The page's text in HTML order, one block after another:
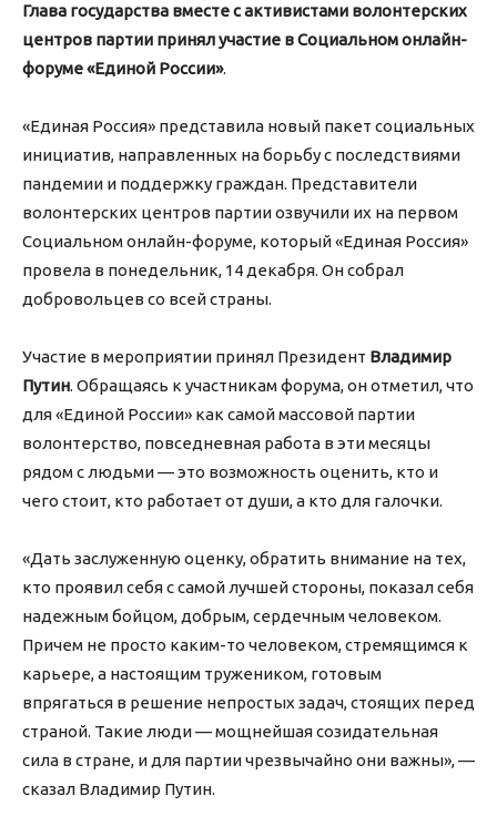
Глава государства вместе с активистами волонтерских
центров партии принял участие в Социальном онлайн-
форуме «Единой России».
«Единая Россия» представила новый пакет социальных
инициатив, направленных на борьбу с последствиями
пандемии и поддержку граждан. Представители
волонтерских центров партии озвучили их на первом
Социальном онлайн-форуме, который «Единая Россия»
провела в понедельник, 14 декабря. Он собрал
добровольцев со всей страны.
Участие в мероприятии принял Президент Владимир
Путин. Обращаясь к участникам форума, он отметил, что
для «Единой России» как самой массовой партии
волонтерство, повседневная работа в эти месяцы
рядом с людьми — это возможность оценить, кто и
чего стоит, кто работает от души, а кто для галочки.
«Дать заслуженную оценку, обратить внимание на тех,
кто проявил себя с самой лучшей стороны, показал себя
надежным бойцом, добрым, сердечным человеком.
Причем не просто каким-то человеком, стремящимся к
карьере, а настоящим тружеником, готовым
впрягаться в решение непростых задач, стоящих перед
страной. Такие люди — мощнейшая созидательная
сила в стране, и для партии чрезвычайно они важны», —
сказал Владимир Путин.